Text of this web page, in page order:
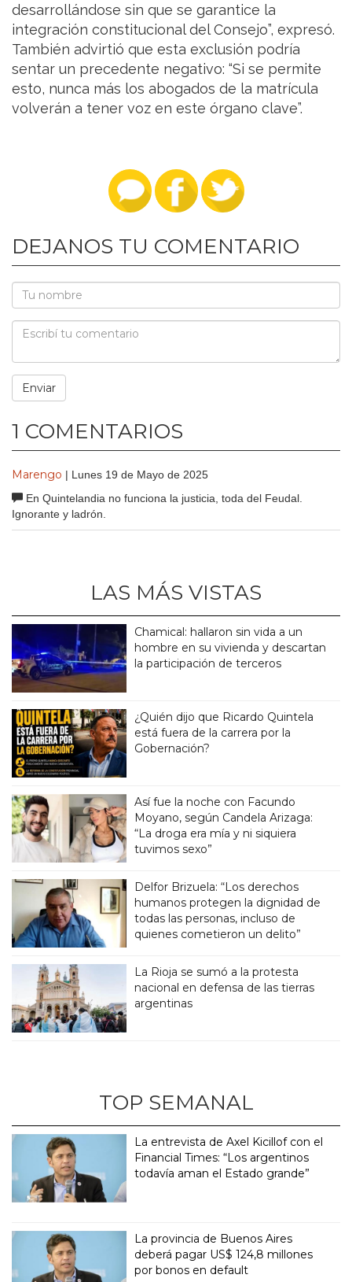
desarrollándose sin que se garantice la
integración constitucional del Consejo”, expresó.
También advirtió que esta exclusión podría
sentar un precedente negativo: “Si se permite
esto, nunca más los abogados de la matrícula
volverán a tener voz en este órgano clave”.
DEJANOS TU COMENTARIO
1 COMENTARIOS
Marengo | Lunes 19 de Mayo de 2025
En Quintelandia no funciona la justicia, toda del Feudal.
Ignorante y ladrón.
LAS MÁS VISTAS
Chamical: hallaron sin vida a un
hombre en su vivienda y descartan
la participación de terceros
¿Quién dijo que Ricardo Quintela
está fuera de la carrera por la
Gobernación?
Así fue la noche con Facundo
Moyano, según Candela Arizaga:
“La droga era mía y ni siquiera
tuvimos sexo”
Delfor Brizuela: “Los derechos
humanos protegen la dignidad de
todas las personas, incluso de
quienes cometieron un delito”
La Rioja se sumó a la protesta
nacional en defensa de las tierras
argentinas
TOP SEMANAL
La entrevista de Axel Kicillof con el
Financial Times: “Los argentinos
todavía aman el Estado grande”
La provincia de Buenos Aires
deberá pagar US$ 124,8 millones
por bonos en default